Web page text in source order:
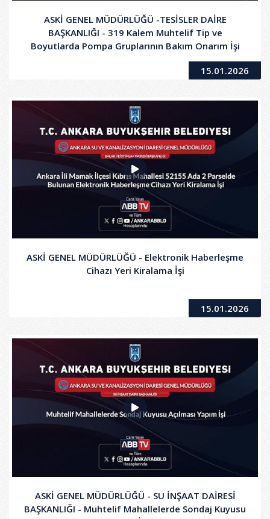
ASKİ GENEL MÜDÜRLÜĞÜ -TESİSLER DAİRE
BAŞKANLIĞI - 319 Kalem Muhtelif Tip ve
Boyutlarda Pompa Gruplarının Bakım Onarım İşi
15.01.2026
ASKİ GENEL MÜDÜRLÜĞÜ - Elektronik Haberleşme
Cihazı Yeri Kiralama İşi
15.01.2026
ASKİ GENEL MÜDÜRLÜĞÜ - SU İNŞAAT DAİRESİ
BAŞKANLIĞI - Muhtelif Mahallelerde Sondaj Kuyusu